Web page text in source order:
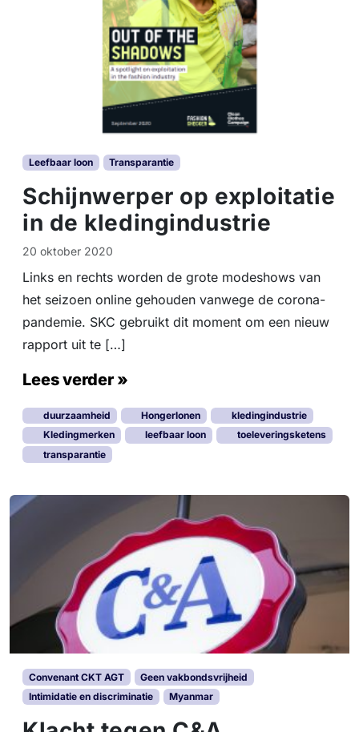
Leefbaar loon Transparantie
Schijnwerper op exploitatie
in de kledingindustrie
20 oktober 2020
Links en rechts worden de grote modeshows van
het seizoen online gehouden vanwege de corona-
pandemie. SKC gebruikt dit moment om een nieuw
rapport uit te […]
Lees verder »
duurzaamheid Hongerlonen
kledingindustrie
Kledingmerken
leefbaar loon
toeleveringsketens
transparantie
Convenant CKT AGT
Geen vakbondsvrijheid
Intimidatie en discriminatie
Myanmar